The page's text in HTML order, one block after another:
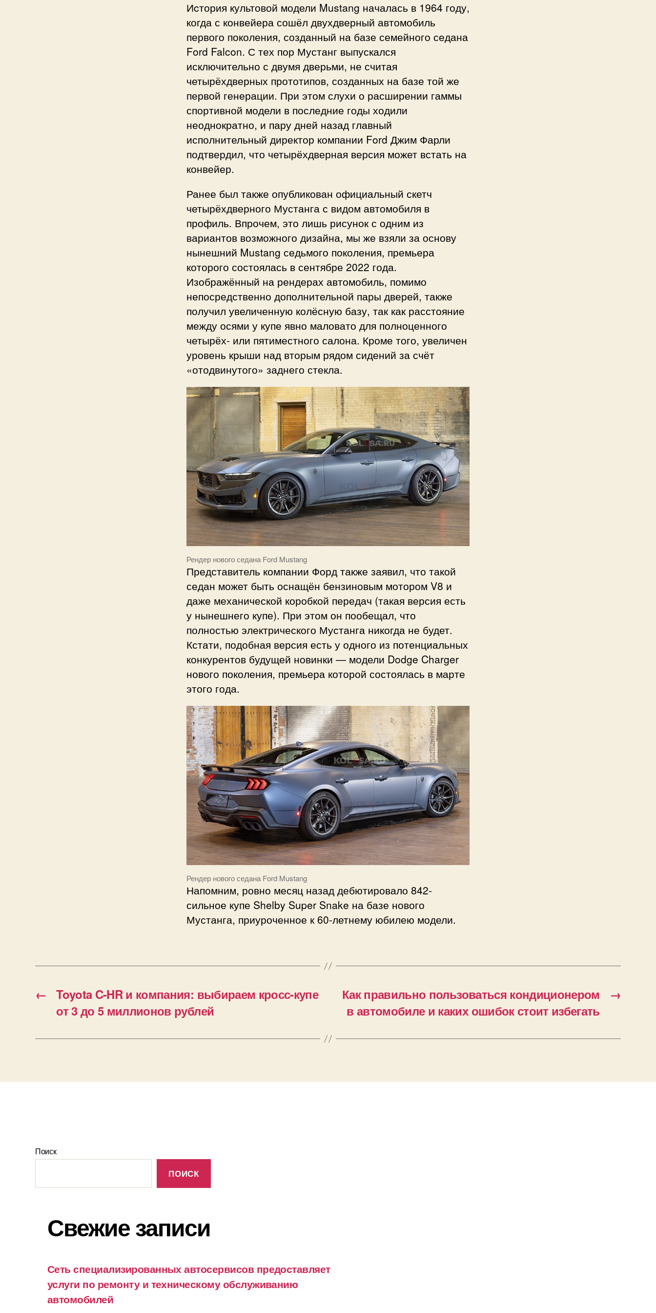
Иcтория культовой модели Mustang началась в 1964 году,
когда с конвейера сошёл двухдверный автомобиль
первого поколения, созданный на базе семейного седана
Ford Falcon. С тех пор Мустанг выпускался
исключительно с двумя дверьми, не считая
четырёхдверных прототипов, созданных на базе той же
первой генерации. При этом слухи о расширении гаммы
спортивной модели в последние годы ходили
неоднократно, и пару дней назад главный
исполнительный директор компании Ford Джим Фарли
подтвердил, что четырёхдверная версия может встать на
конвейер.
Ранее был также опубликован официальный скетч
четырёхдверного Мустанга с видом автомобиля в
профиль. Впрочем, это лишь рисунок с одним из
вариантов возможного дизайна, мы же взяли за основу
нынешний Mustang седьмого поколения, премьера
которого состоялась в сентябре 2022 года.
Изображённый на рендерах автомобиль, помимо
непосредственно дополнительной пары дверей, также
получил увеличенную колёсную базу, так как расстояние
между осями у купе явно маловато для полноценного
четырёх- или пятиместного салона. Кроме того, увеличен
уровень крыши над вторым рядом сидений за счёт
«отодвинутого» заднего стекла.
Рендер нового седана Ford Mustang
Представитель компании Форд также заявил, что такой
седан может быть оснащён бензиновым мотором V8 и
даже механической коробкой передач (такая версия есть
у нынешнего купе). При этом он пообещал, что
полностью электрического Мустанга никогда не будет.
Кстати, подобная версия есть у одного из потенциальных
конкурентов будущей новинки — модели Dodge Charger
нового поколения, премьера которой состоялась в марте
этого года.
Рендер нового седана Ford Mustang
Напомним, ровно месяц назад дебютировало 842-
сильное купе Shelby Super Snake на базе нового
Мустанга, приуроченное к 60-летнему юбилею модели.
←
Toyota C-HR и компания: выбираем кросс-купе
от 3 до 5 миллионов рублей
→
Как правильно пользоваться кондиционером
в автомобиле и каких ошибок стоит избегать
Поиск
ПОИСК
Свежие записи
Сеть специализированных автосервисов предоставляет
услуги по ремонту и техническому обслуживанию
автомобилей